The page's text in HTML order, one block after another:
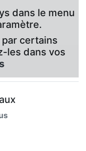
dans le menu
certains
les dans vos